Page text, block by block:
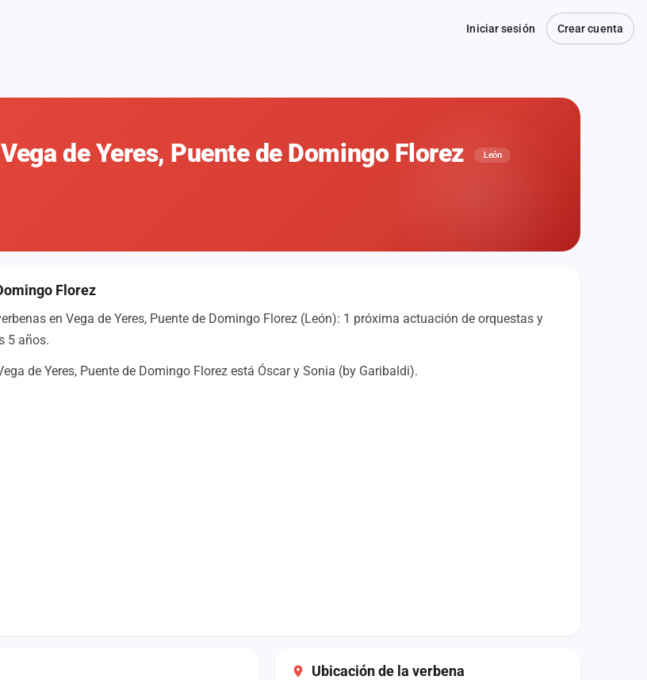
Iniciar sesión Crear cuenta
de Yeres, Puente de Domingo Florez León
Florez
en Vega de Yeres, Puente de Domingo Florez (León): 1 próxima actuación de orquestas y
5 años.
de Yeres, Puente de Domingo Florez está Óscar y Sonia (by Garibaldi).
Ubicación de la verbena